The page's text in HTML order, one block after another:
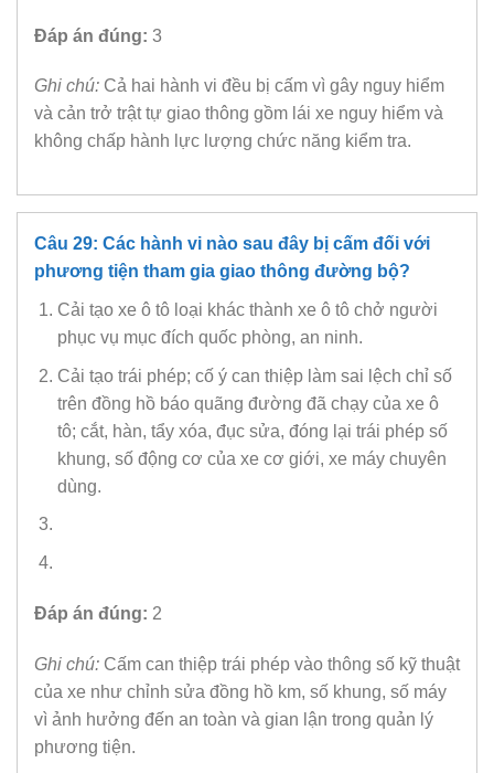
Đáp án đúng: 3
Ghi chú: Cả hai hành vi đều bị cấm vì gây nguy hiểm
và cản trở trật tự giao thông gồm lái xe nguy hiểm và
không chấp hành lực lượng chức năng kiểm tra.
Câu 29: Các hành vi nào sau đây bị cấm đối với
phương tiện tham gia giao thông đường bộ?
Cải tạo xe ô tô loại khác thành xe ô tô chở người
phục vụ mục đích quốc phòng, an ninh.
Cải tạo trái phép; cố ý can thiệp làm sai lệch chỉ số
trên đồng hồ báo quãng đường đã chạy của xe ô
tô; cắt, hàn, tẩy xóa, đục sửa, đóng lại trái phép số
khung, số động cơ của xe cơ giới, xe máy chuyên
dùng.
Đáp án đúng: 2
Ghi chú: Cấm can thiệp trái phép vào thông số kỹ thuật
của xe như chỉnh sửa đồng hồ km, số khung, số máy
vì ảnh hưởng đến an toàn và gian lận trong quản lý
phương tiện.